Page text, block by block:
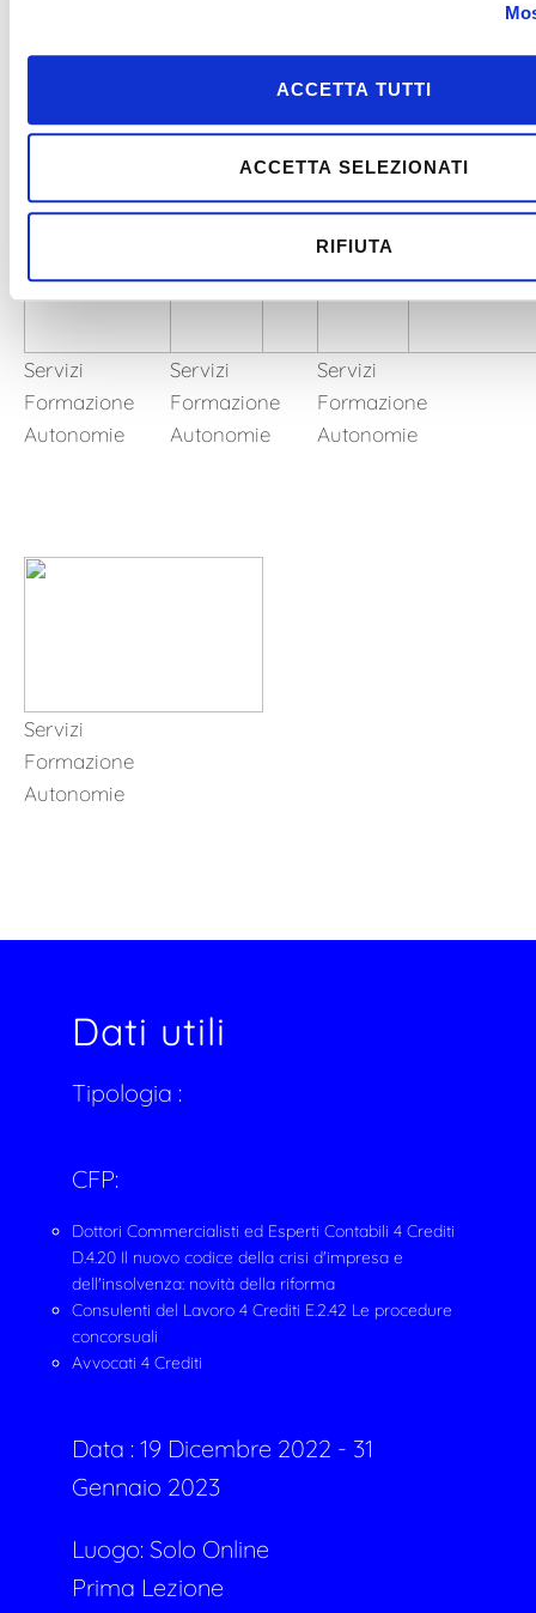
ACCETTA TUTTI
ACCETTA SELEZIONATI
RIFIUTA
Servizi
Formazione
Autonomie
Servizi
Formazione
Autonomie
Servizi
Formazione
Autonomie
Servizi
Formazione
Autonomie
Dati utili
Tipologia :
CFP:
Dottori Commercialisti ed Esperti Contabili 4 Crediti
D.4.20 Il nuovo codice della crisi d'impresa e
dell'insolvenza: novità della riforma
Consulenti del Lavoro 4 Crediti E.2.42 Le procedure
concorsuali
Avvocati 4 Crediti
Data : 19 Dicembre 2022 - 31
Gennaio 2023
Luogo: Solo Online
Prima Lezione